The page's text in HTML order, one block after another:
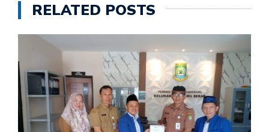
RELATED POSTS